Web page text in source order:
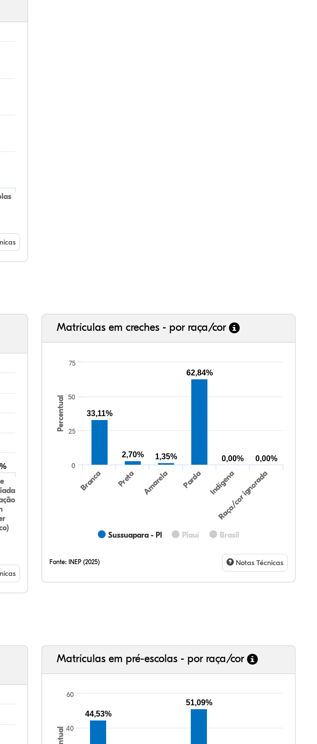
Matrículas em creches - por raça/cor
Percentual
Sussuapara - PI Piauí Brasil
Branca Preta Amarela Parda Indígena
Raça/cor ignorada
0
25
50
75
33,11%
2,70% 1,35%
62,84%
0,00% 0,00%
Fonte: INEP (2025) Notas Técnicas
Matrículas em pré-escolas - por raça/cor
40
60
44,53%
51,09%
17,14%
11,43%
0,00%
71,43%
0,00%
0,00%
32,28%
12,07%
0,23%
51,73%
2,94%
0,75%